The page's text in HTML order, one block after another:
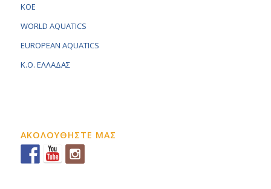
KOE
WORLD AQUATICS
EUROPEAN AQUATICS
K.O. ΕΛΛΑΔΑΣ
ΑΚΟΛΟΥΘΗΣΤΕ ΜΑΣ